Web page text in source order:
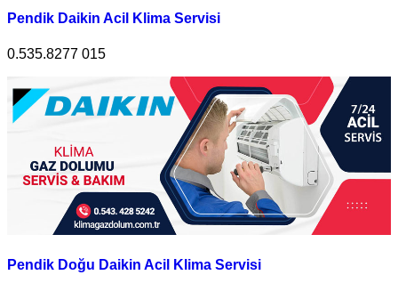
Pendik Daikin Acil Klima Servisi
0.535.8277 015
Pendik Doğu Daikin Acil Klima Servisi